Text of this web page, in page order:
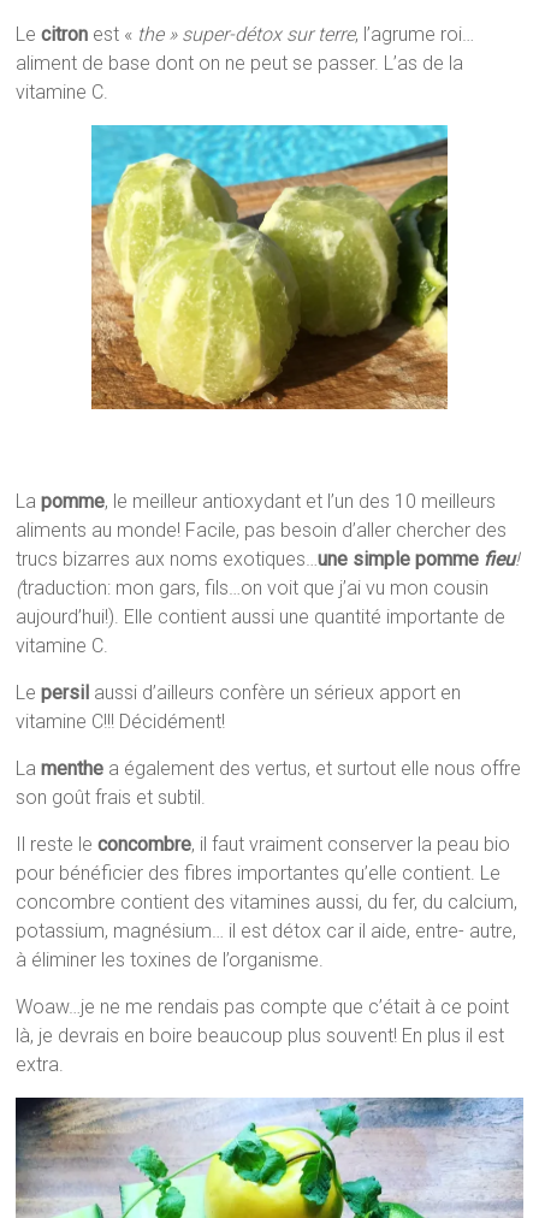
Lecitron est « the » super-détox sur terre, l’agrume roi…
aliment de base dont on ne peut se passer. L’as de la
vitamine C.
Lapomme, le meilleur antioxydant et l’un des 10 meilleurs
aliments au monde! Facile, pas besoin d’aller chercher des
trucs bizarres aux noms exotiques…une simple pomme fieu!
(traduction: mon gars, fils…on voit que j’ai vu mon cousin
aujourd’hui!). Elle contient aussi une quantité importante de
vitamine C.
Lepersil aussi d’ailleurs confère un sérieux apport en
vitamine C!!! Décidément!
Lamenthe a également des vertus, et surtout elle nous offre
son goût frais et subtil.
Il reste leconcombre, il faut vraiment conserver la peau bio
pour bénéficier des fibres importantes qu’elle contient. Le
concombre contient des vitamines aussi, du fer, du calcium,
potassium, magnésium… il est détox car il aide, entre- autre,
à éliminer les toxines de l’organisme.
Woaw…je ne me rendais pas compte que c’était à ce point
là, je devrais en boire beaucoup plus souvent! En plus il est
extra.